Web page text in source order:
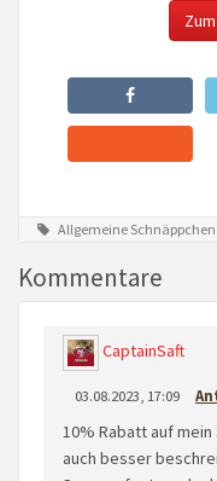
Allgemeine Schnäppchen
Kommentare
CaptainSaft
03.08.2023, 17:09
10% Rabatt auf
auch besser